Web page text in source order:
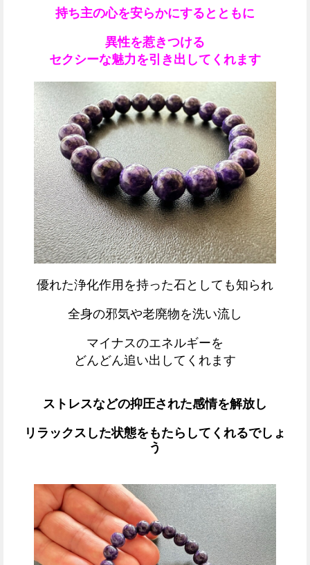
持ち主の心を安らかにするとともに
異性を惹きつける
セクシーな魅力を引き出してくれます
優れた浄化作用を持った石としても知られ
全身の邪気や老廃物を洗い流し
マイナスのエネルギーを
どんどん追い出してくれます
ストレスなどの抑圧された感情を解放し
リラックスした状態をもたらしてくれるでしょ
う